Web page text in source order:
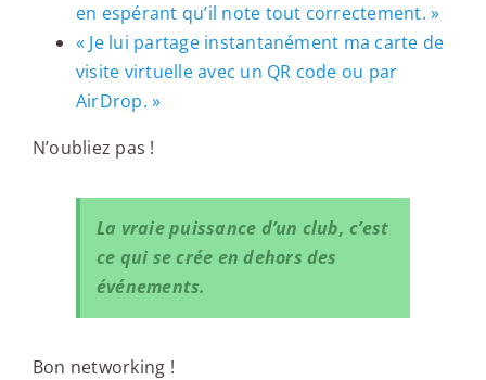
en espérant qu’il note tout correctement. »
« Je lui partage instantanément ma carte de
visite virtuelle avec un QR code ou par
AirDrop. »
N’oubliez pas !
La vraie puissance d’un club, c’est
ce qui se crée en dehors des
événements.
Bon networking !